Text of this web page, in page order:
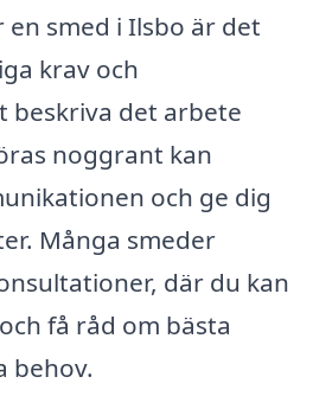
smed i Ilsbo är det
krav och
beskriva det arbete
noggrant kan
och ge dig
Många smeder
där du kan
få råd om bästa
behov.